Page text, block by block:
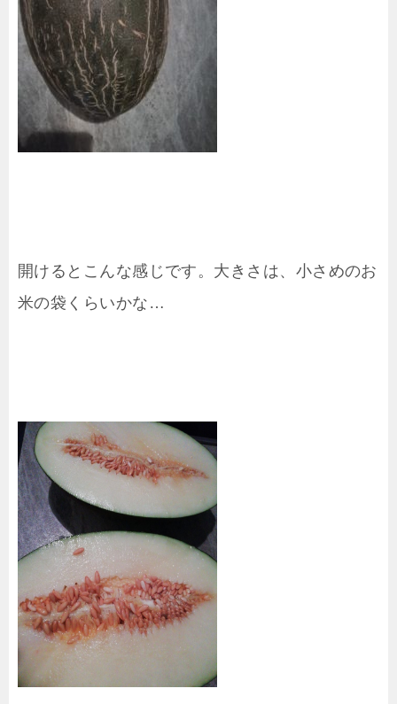
開けるとこんな感じです。大きさは、小さめのお
米の袋くらいかな…